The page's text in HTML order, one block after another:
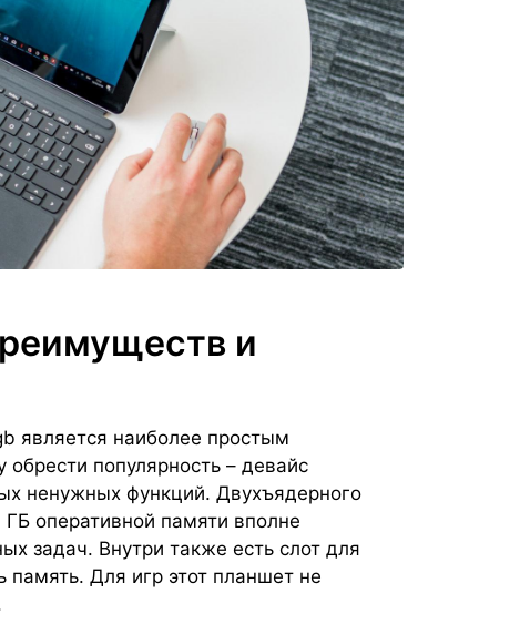
и
является наиболее простым
популярность – девайс
ненужных функций. Двухъядерного
оперативной памяти вполне
задач. Внутри также есть слот для
Для игр этот планшет не